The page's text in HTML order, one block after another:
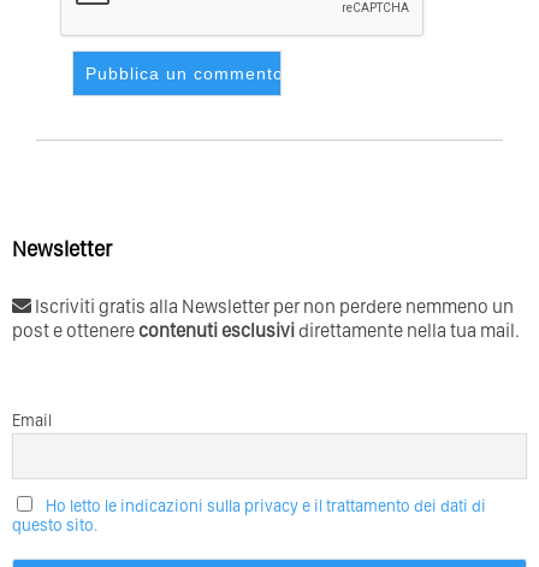
Newsletter
Iscriviti gratis alla Newsletter per non perdere nemmeno un
post e ottenerecontenuti esclusividirettamente nella tua mail.
Email
Ho letto le indicazioni sulla privacy e il trattamento dei dati di
questo sito.